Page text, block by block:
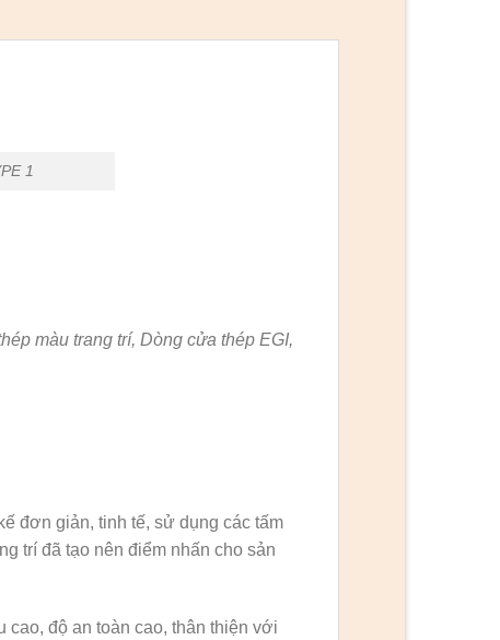
1
màu trang trí, Dòng cửa thép EGI,
đơn giản, tinh tế, sử dụng các tấm
trí đã tạo nên điểm nhấn cho sản
cao, độ an toàn cao, thân thiện với